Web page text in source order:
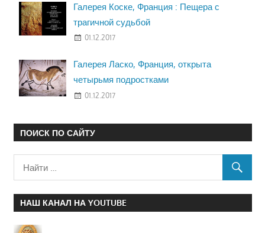
Галерея Коске, Франция : Пещера с
трагичной судьбой
01.12.2017
Галерея Ласко, Франция, открыта
четырьмя подростками
01.12.2017
ПОИСК ПО САЙТУ
НАШ КАНАЛ НА YOUTUBE